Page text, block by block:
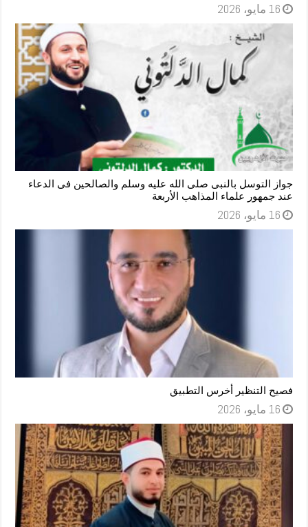
16 مايو، 2026
جواز التوسل بالنبى صلى الله عليه وسلم والصالحين فى الدعاء
عند جمهور علماء المذاهب الأربعة
16 مايو، 2026
فصيح التنظير أخرس التطبيق
16 مايو، 2026